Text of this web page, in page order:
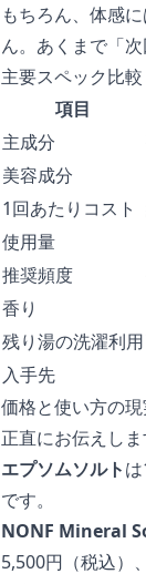
もちろん、体感
ん。あくまで「
主要スペック比較
項目
主成分
美容成分
1回あたりコスト
使用量
推奨頻度
香り
残り湯の洗濯利用
入手先
価格と使い方の
正直にお伝えし
エプソムソルト
です。
NONF Mineral
5,500円（税込）